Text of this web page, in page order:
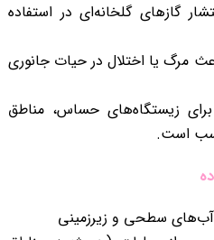
گازهای گلخانه‌ای در استفاده
مرگ یا اختلال در حیات جانوری
زیستگاه‌های حساس، مناطق
است.
آب‌های سطحی و زیرزمینی